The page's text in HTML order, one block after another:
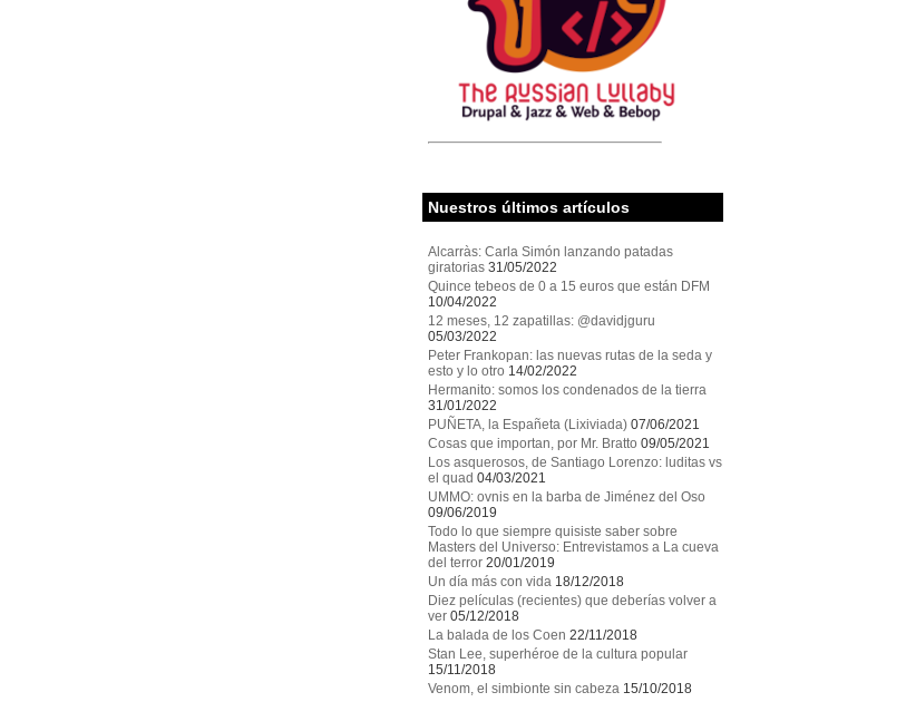
Nuestros últimos artículos
Alcarràs: Carla Simón lanzando patadas
giratorias 31/05/2022
Quince tebeos de 0 a 15 euros que están DFM
10/04/2022
12 meses, 12 zapatillas: @davidjguru
05/03/2022
Peter Frankopan: las nuevas rutas de la seda y
esto y lo otro 14/02/2022
Hermanito: somos los condenados de la tierra
31/01/2022
PUÑETA, la Españeta (Lixiviada) 07/06/2021
Cosas que importan, por Mr. Bratto 09/05/2021
Los asquerosos, de Santiago Lorenzo: luditas vs
el quad 04/03/2021
UMMO: ovnis en la barba de Jiménez del Oso
09/06/2019
Todo lo que siempre quisiste saber sobre
Masters del Universo: Entrevistamos a La cueva
del terror 20/01/2019
Un día más con vida 18/12/2018
Diez películas (recientes) que deberías volver a
ver 05/12/2018
La balada de los Coen 22/11/2018
Stan Lee, superhéroe de la cultura popular
15/11/2018
Venom, el simbionte sin cabeza 15/10/2018